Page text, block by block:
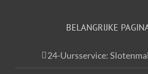
BELANGRIJKE
24-Uursservice: